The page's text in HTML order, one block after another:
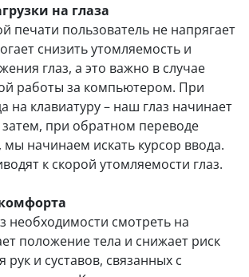
на глаза
печати пользователь не напрягает
снизить утомляемость и
глаз, а это важно в случае
работы за компьютером. При
на клавиатуру – наш глаз начинает
затем, при обратном переводе
мы начинаем искать курсор ввода.
к скорой утомляемости глаз.
необходимости смотреть на
положение тела и снижает риск
и суставов, связанных с